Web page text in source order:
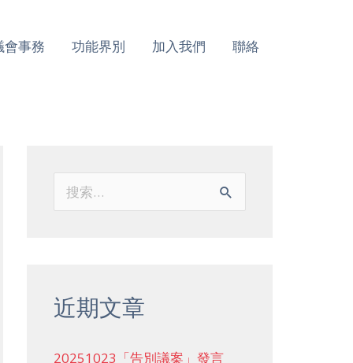
會事務 功能界別 加入我們 聯絡
近期文章
20251023「告別議案」發言